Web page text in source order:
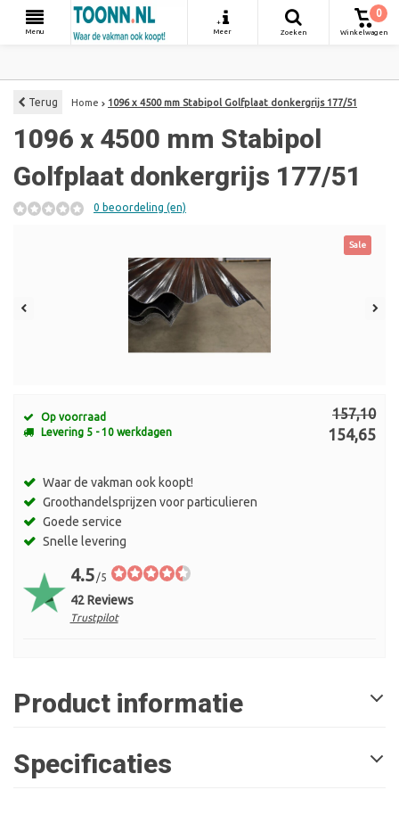
Menu
+
Meer
Zoeken
0
Winkelwagen
Terug Home 1096 x 4500 mm Stabipol Golfplaat donkergrijs 177/51
1096 x 4500 mm Stabipol
Golfplaat donkergrijs 177/51
0 beoordeling (en)
Sale
Op voorraad
Levering 5 - 10 werkdagen
157,10
154,65
Waar de vakman ook koopt!
Groothandelsprijzen voor particulieren
Goede service
Snelle levering
4.5 /5
42 Reviews
Trustpilot
Product informatie
Specificaties